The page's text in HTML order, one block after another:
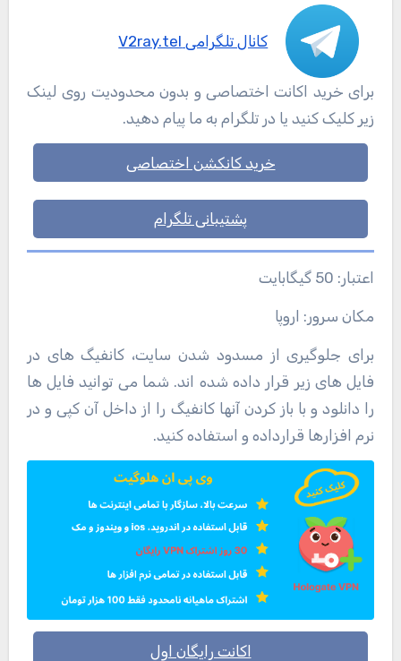
کانال تلگرامی V2ray.tel
برای خرید اکانت اختصاصی و بدون محدودیت روی لینک
زیر کلیک کنید یا در تلگرام به ما پیام دهید.
خرید کانکشن اختصاصی
پشتیبانی تلگرام
اعتبار: 50 گیگابایت
مکان سرور: اروپا
برای جلوگیری از مسدود شدن سایت، کانفیگ های در
فایل های زیر قرار داده شده اند. شما می توانید فایل ها
را دانلود و با باز کردن آنها کانفیگ را از داخل آن کپی و در
نرم افزارها قرارداده و استفاده کنید.
اکانت رایگان اول